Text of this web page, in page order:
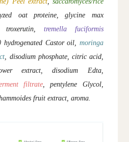
oat proteine, glycine max
troxerutin, tremella fuciformis
hydrogenated Castor oil, moringa
, disodium phosphate, citric acid,
extract, disodium Edta,
filtrate, pentylene Glycol,
fruit extract, aroma.